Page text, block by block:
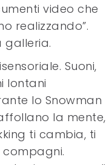
video che
realizzando”.
galleria.
Suoni,
lontani
lo Snowman
la mente,
ti cambia, ti